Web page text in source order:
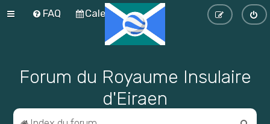
FAQ Calendrier
Forum du Royaume Insulaire
d'Eiraen